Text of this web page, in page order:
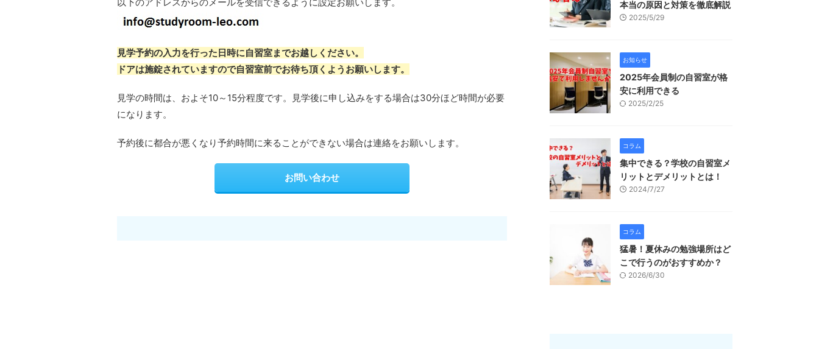
見学予約の入力を行った日時に自習室までお越しください。
ドアは施錠されていますので自習室前でお待ち頂くようお願いします。
見学の時間は、およそ10～15分程度です。見学後に申し込みをする場合は30分ほど時間が必要
になります。
予約後に都合が悪くなり予約時間に来ることができない場合は連絡をお願いします。
お問い合わせ
本当の原因と対策を徹底解説
2025/5/29
お知らせ
2025年会員制の自習室が格
安に利用できる
2025/2/25
コラム
集中できる？学校の自習室メ
リットとデメリットとは！
2024/7/27
コラム
猛暑！夏休みの勉強場所はど
こで行うのがおすすめか？
2026/6/30